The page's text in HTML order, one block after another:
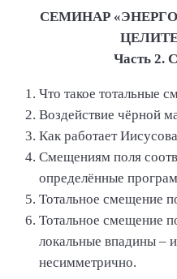
СЕМИНАР
Часть 2.
Что такое тотальные
Воздействие чёрной
Как работает
Смещениям поля
определённые
Тотальное смещение
Тотальное смещение
локальные впадины –
несимметрично.